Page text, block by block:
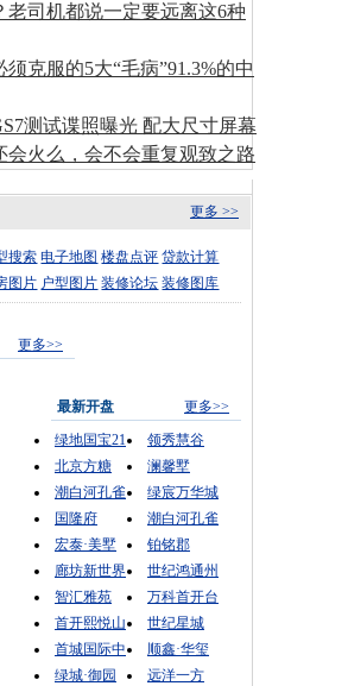
老司机都说一定要远离这6种
克服的5大“毛病”91.3%的中
测试谍照曝光 配大尺寸屏幕
会火么，会不会重复观致之路
更多 >>
搜索 电子地图 楼盘点评 贷款计算
图片 户型图片 装修论坛 装修图库
更多>>
最新开盘
更多>>
绿地国宝21
领秀慧谷
北京方糖
澜馨墅
潮白河孔雀
绿宸万华城
国隆府
潮白河孔雀
宏泰·美墅
铂铭郡
廊坊新世界
世纪鸿通州
智汇雅苑
万科首开台
首开熙悦山
世纪星城
首城国际中
顺鑫·华玺
绿城·御园
远洋一方